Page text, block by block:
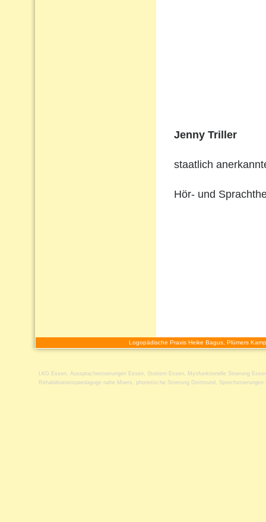
Jenny Triller
staatlich
Hör- und
Logopädische Praxis Heike Bagus, Plümers
LKG Essen , Aussprachestoerungen Essen , Stottern Essen , Myofunktionelle Stoerung
Rehabilitationspaedagoge nahe Moers , phonetische Stoerung Dortmund , Sprechstoerungen